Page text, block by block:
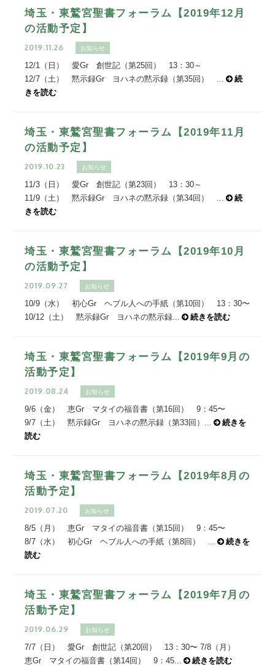
埼玉・東鷲宮聖書フォーラム【2019年12月
の活動予定】
2019.11.26 お知らせ
12/1（日） 愛Gr 創世記（第25回） 13：30～
12/7（土） 黙示録Gr ヨハネの黙示録（第35回） ...
続
きを読む
埼玉・東鷲宮聖書フォーラム【2019年11月
の活動予定】
2019.10.23 お知らせ
11/3（日） 愛Gr 創世記（第23回） 13：30～
11/9（土） 黙示録Gr ヨハネの黙示録（第34回） ...
続
きを読む
埼玉・東鷲宮聖書フォーラム【2019年10月
の活動予定】
2019.09.27 お知らせ
10/9（水） 初心Gr ヘブル人への手紙（第10回） 13：30〜
10/12（土） 黙示録Gr ヨハネの黙示録...
続きを読む
埼玉・東鷲宮聖書フォーラム【2019年9月の
活動予定】
2019.08.24 お知らせ
9/6（金） 恵Gr マタイの福音書（第16回） 9：45〜
9/7（土） 黙示録Gr ヨハネの黙示録（第33回）...
続きを
読む
埼玉・東鷲宮聖書フォーラム【2019年8月の
活動予定】
2019.07.20 お知らせ
8/5（月） 恵Gr マタイの福音書（第15回） 9：45〜
8/7（水） 初心Gr ヘブル人への手紙（第8回） ...
続きを
読む
埼玉・東鷲宮聖書フォーラム【2019年7月の
活動予定】
2019.06.29 お知らせ
7/7（日） 愛Gr 創世記（第20回） 13：30〜 7/8（月）
恵Gr マタイの福音書（第14回） 9：45...
続きを読む